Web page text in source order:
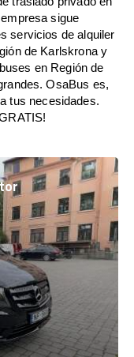
sigue
servicios de alquiler
de Karlskrona y
en Región de
OsaBus es,
tus necesidades.